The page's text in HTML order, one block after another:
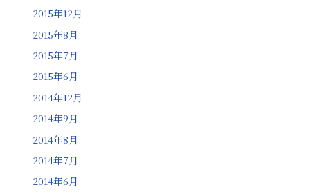
2015年12月
2015年8月
2015年7月
2015年6月
2014年12月
2014年9月
2014年8月
2014年7月
2014年6月